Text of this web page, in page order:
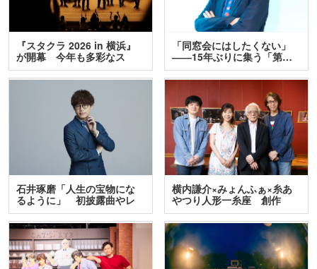
『スタクラ 2026 in 横浜』
が開幕 今年も多彩なス
テ…
「同窓会にはしたくない」
――15年ぶりに集う「第…
石井琢磨「人生の宝物にな
るように」 初披露曲やレ
ア…
横内謙介×みょんふぁ×糸あ
やつり人形一糸座 創作
人…